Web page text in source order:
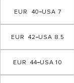
7
40
8.5
42
10
44